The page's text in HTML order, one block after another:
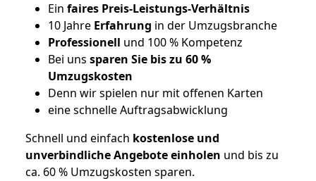
Ein faires Preis-Leistungs-Verhältnis
10 Jahre Erfahrung in der Umzugsbranche
Professionell und 100 % Kompetenz
Bei uns sparen Sie bis zu 60 %
Umzugskosten
Denn wir spielen nur mit offenen Karten
eine schnelle Auftragsabwicklung
Schnell und einfach kostenlose und
unverbindliche Angebote einholen und bis zu
ca. 60 % Umzugskosten sparen.